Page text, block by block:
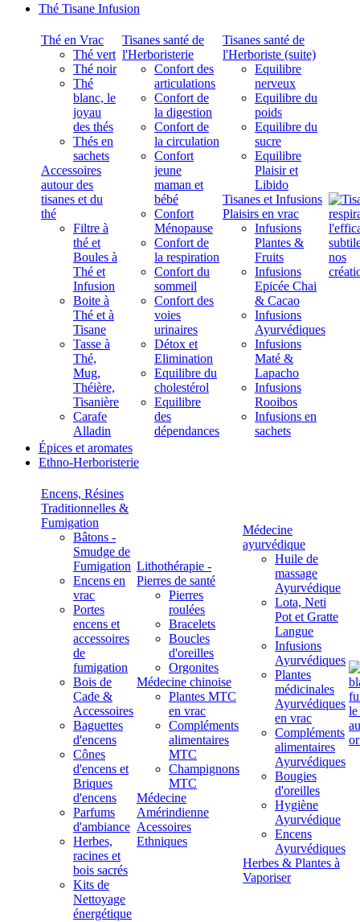
Thé Tisane Infusion
Thé en Vrac
Thé vert
Thé noir
Thé
blanc, le
joyau
des thés
Thés en
sachets
Accessoires
autour des
tisanes et du
thé
Filtre à
thé et
Boules à
Thé et
Infusion
Boite à
Thé et à
Tisane
Tasse à
Thé,
Mug,
Théière,
Tisanière
Carafe
Alladin
Tisanes santé de
l'Herboristerie
Confort des
articulations
Confort de
la digestion
Confort de
la circulation
Confort
jeune
maman et
bébé
Confort
Ménopause
Confort de
la respiration
Confort du
sommeil
Confort des
voies
urinaires
Détox et
Elimination
Equilibre du
cholestérol
Equilibre
des
dépendances
Tisanes santé de
l'Herboriste (suite)
Equilibre
nerveux
Equilibre du
poids
Equilibre du
sucre
Equilibre
Plaisir et
Libido
Tisanes et Infusions
Plaisirs en vrac
Infusions
Plantes &
Fruits
Infusions
Epicée Chai
& Cacao
Infusions
Ayurvédiques
Infusions
Maté &
Lapacho
Infusions
Rooibos
Infusions en
sachets
Épices et aromates
Ethno-Herboristerie
Encens, Résines
Traditionnelles &
Fumigation
Bâtons -
Smudge de
Fumigation
Encens en
vrac
Portes
encens et
accessoires
de
fumigation
Bois de
Cade &
Accessoires
Baguettes
d'encens
Cônes
d'encens et
Briques
d'encens
Parfums
d'ambiance
Herbes,
racines et
bois sacrés
Kits de
Nettoyage
énergétique
Lithothérapie -
Pierres de santé
Pierres
roulées
Bracelets
Boucles
d'oreilles
Orgonites
Médecine chinoise
Plantes MTC
en vrac
Compléments
alimentaires
MTC
Champignons
MTC
Médecine
Amérindienne
Acessoires
Ethniques
Médecine
ayurvédique
Huile de
massage
Ayurvédique
Lota, Neti
Pot et Gratte
Langue
Infusions
Ayurvédiques
Plantes
médicinales
Ayurvédiques
en vrac
Compléments
alimentaires
Ayurvédiques
Bougies
d'oreilles
Hygiène
Ayurvédique
Encens
Ayurvédiques
Herbes & Plantes à
Vaporiser